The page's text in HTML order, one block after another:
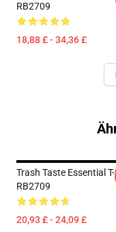
RB2709
18,88 £ - 34,36 £
Trash Taste Essential
RB2709
20,93 £ - 24,09 £